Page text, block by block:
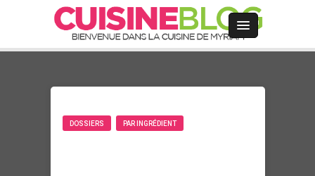
DOSSIERS PAR INGRÉDIENT